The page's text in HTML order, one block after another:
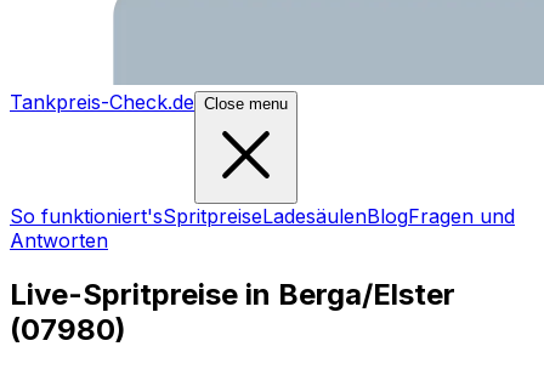
Tankpreis-Check.de Close menu
So funktioniert'sSpritpreiseLadesäulenBlogFragen und
Antworten
Live-Spritpreise in Berga/Elster
(07980)